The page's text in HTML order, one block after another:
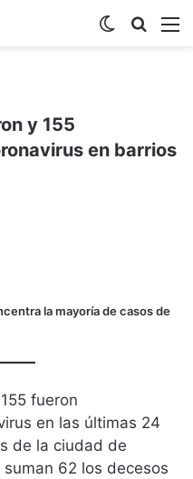
Buscar
Switch skin
y 155
en barrios
la mayoría de casos de
fueron
en las últimas 24
de la ciudad de
62 los decesos